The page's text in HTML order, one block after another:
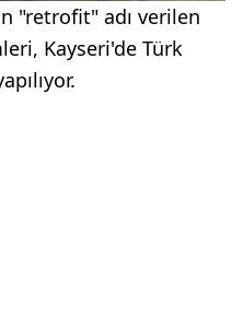
"retrofit" adı verilen
Kayseri'de Türk